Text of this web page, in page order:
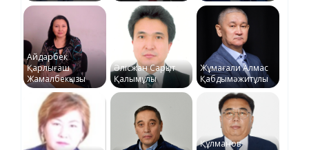
Айдарбек
Қарлығаш
Жамалбекқызы
Әлісжан Сарқыт
Қалымұлы
Жұмағали Алмас
Қабдымәжитұлы
Құлманов